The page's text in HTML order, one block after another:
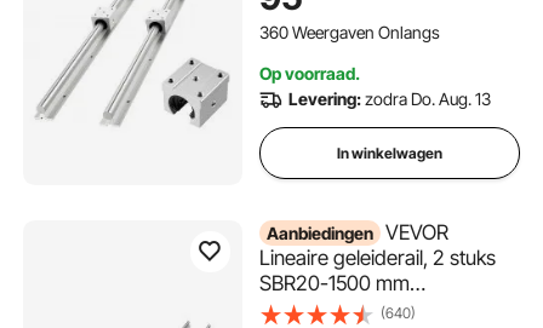
boormachines etc.
360 Weergaven Onlangs
Op voorraad.
Levering:zodra Do. Aug. 13
In winkelwagen
Aanbiedingen VEVOR
Lineaire geleiderail, 2 stuks
SBR20-1500 mm
koolstofstalen aluminium
(640)